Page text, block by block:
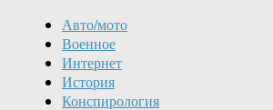
Авто/мото
Военное
Интернет
История
Конспирология